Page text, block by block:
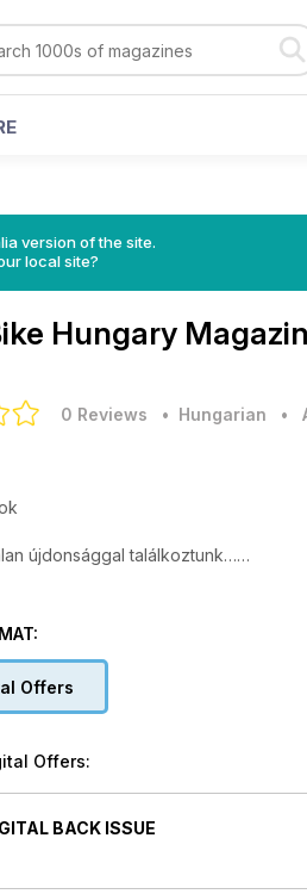
version of the site.
local site?
Hungary
0 Reviews • Hungarian •
újdonsággal találkoztunk…
hogy a szezon közepén is
a te pénztárcádra vadászik
Ducati Superleggera 2017
Egyre laposabb a Superbike
lóerő egy naked motorhoz?
Offers
Offers:
BACK ISSUE